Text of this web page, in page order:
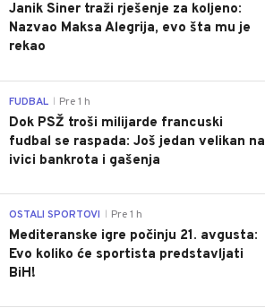
Janik Siner traži rješenje za koljeno:
Nazvao Maksa Alegrija, evo šta mu je
rekao
FUDBAL Pre 1 h
Dok PSŽ troši milijarde francuski
fudbal se raspada: Još jedan velikan na
ivici bankrota i gašenja
OSTALI SPORTOVI Pre 1 h
Mediteranske igre počinju 21. avgusta:
Evo koliko će sportista predstavljati
BiH!